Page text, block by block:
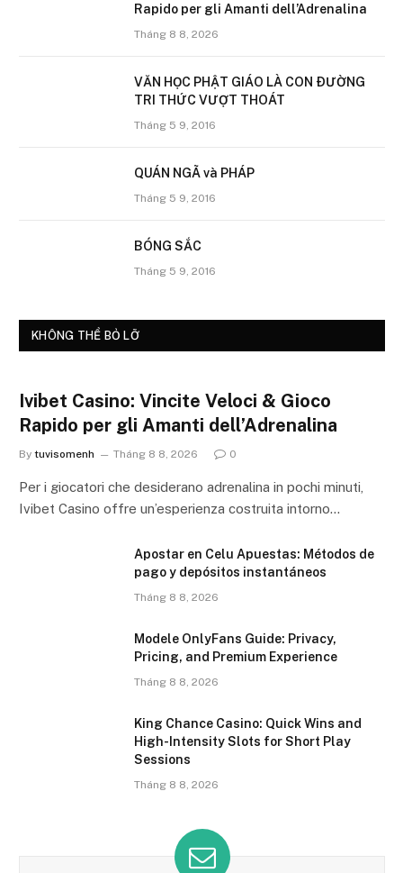
Rapido per gli Amanti dell’Adrenalina
Tháng 8 8, 2026
VĂN HỌC PHẬT GIÁO LÀ CON ÐƯỜNG
TRI THỨC VƯỢT THOÁT
Tháng 5 9, 2016
QUÁN NGÃ và PHÁP
Tháng 5 9, 2016
BÓNG SẮC
Tháng 5 9, 2016
KHÔNG THỂ BỎ LỠ
Ivibet Casino: Vincite Veloci & Gioco
Rapido per gli Amanti dell’Adrenalina
By tuvisomenh Tháng 8 8, 2026 0
Per i giocatori che desiderano adrenalina in pochi minuti,
Ivibet Casino offre un’esperienza costruita intorno…
Apostar en Celu Apuestas: Métodos de
pago y depósitos instantáneos
Tháng 8 8, 2026
Modele OnlyFans Guide: Privacy,
Pricing, and Premium Experience
Tháng 8 8, 2026
King Chance Casino: Quick Wins and
High-Intensity Slots for Short Play
Sessions
Tháng 8 8, 2026